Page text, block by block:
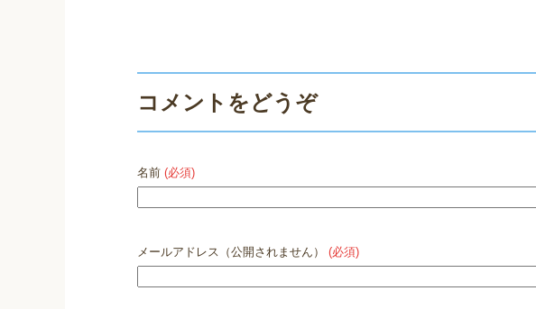
コメントをどうぞ
名前 (必須)
メールアドレス（公開されません） (必須)